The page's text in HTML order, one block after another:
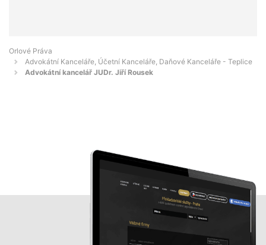
Orlové Práva
Advokátní Kanceláře, Účetní Kanceláře, Daňové Kanceláře - Teplice
Advokátní kancelář JUDr. Jiří Rousek